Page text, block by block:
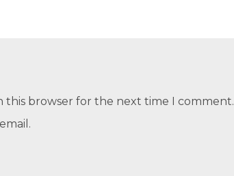
this browser for the next time I comment.